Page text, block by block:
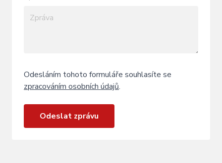
Odesláním tohoto formuláře souhlasíte se
zpracováním osobních údajů.
Odeslat zprávu